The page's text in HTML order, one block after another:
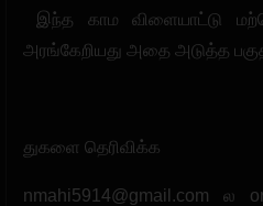
இந்த காம விளையாட்டு
அரங்கேறியது அதை அடுத்த
துகளை தெரிவிக்க
nmahi5914@gmail.com ல or